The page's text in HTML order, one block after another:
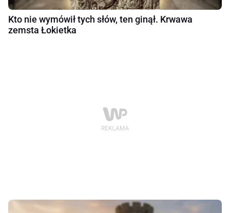
Kto nie wymówił tych słów, ten ginął. Krwawa
zemsta Łokietka